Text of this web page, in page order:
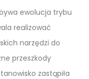
ewolucja trybu
realizować
narzędzi do
przeszkody
zastąpiła